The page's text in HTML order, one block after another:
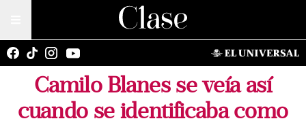
Camilo Blanes se veía así
cuando se identificaba como